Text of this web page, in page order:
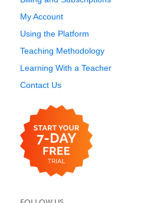
My Account
Using the Platform
Teaching Methodology
Learning With a Teacher
Contact Us